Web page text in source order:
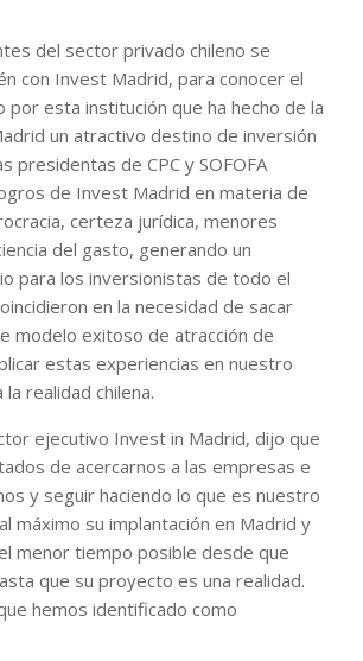
del sector privado chileno se
con Invest Madrid, para conocer el
por esta institución que ha hecho de la
un atractivo destino de inversión
presidentas de CPC y SOFOFA
de Invest Madrid en materia de
certeza jurídica, menores
del gasto, generando un
para los inversionistas de todo el
en la necesidad de sacar
modelo exitoso de atracción de
estas experiencias en nuestro
realidad chilena.
ejecutivo Invest in Madrid, dijo que
de acercarnos a las empresas e
y seguir haciendo lo que es nuestro
máximo su implantación en Madrid y
menor tiempo posible desde que
que su proyecto es una realidad.
hemos identificado como